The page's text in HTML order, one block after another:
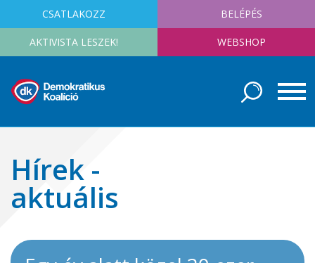
CSATLAKOZZ BELÉPÉS
AKTIVISTA LESZEK! WEBSHOP
Hírek -
aktuális